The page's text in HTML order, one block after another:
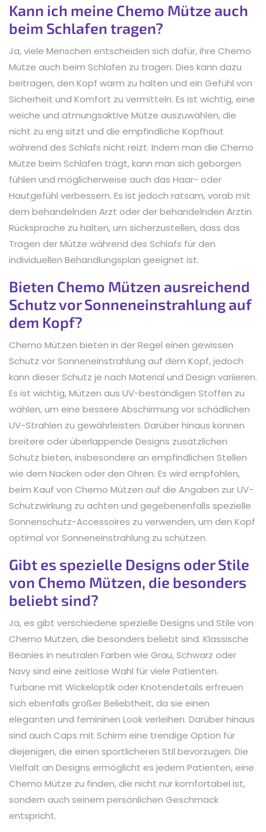
Kann ich meine Chemo Mütze auch
beim Schlafen tragen?
Ja, viele Menschen entscheiden sich dafür, ihre Chemo
Mütze auch beim Schlafen zu tragen. Dies kann dazu
beitragen, den Kopf warm zu halten und ein Gefühl von
Sicherheit und Komfort zu vermitteln. Es ist wichtig, eine
weiche und atmungsaktive Mütze auszuwählen, die
nicht zu eng sitzt und die empfindliche Kopfhaut
während des Schlafs nicht reizt. Indem man die Chemo
Mütze beim Schlafen trägt, kann man sich geborgen
fühlen und möglicherweise auch das Haar- oder
Hautgefühl verbessern. Es ist jedoch ratsam, vorab mit
dem behandelnden Arzt oder der behandelnden Ärztin
Rücksprache zu halten, um sicherzustellen, dass das
Tragen der Mütze während des Schlafs für den
individuellen Behandlungsplan geeignet ist.
Bieten Chemo Mützen ausreichend
Schutz vor Sonneneinstrahlung auf
dem Kopf?
Chemo Mützen bieten in der Regel einen gewissen
Schutz vor Sonneneinstrahlung auf dem Kopf, jedoch
kann dieser Schutz je nach Material und Design variieren.
Es ist wichtig, Mützen aus UV-beständigen Stoffen zu
wählen, um eine bessere Abschirmung vor schädlichen
UV-Strahlen zu gewährleisten. Darüber hinaus können
breitere oder überlappende Designs zusätzlichen
Schutz bieten, insbesondere an empfindlichen Stellen
wie dem Nacken oder den Ohren. Es wird empfohlen,
beim Kauf von Chemo Mützen auf die Angaben zur UV-
Schutzwirkung zu achten und gegebenenfalls spezielle
Sonnenschutz-Accessoires zu verwenden, um den Kopf
optimal vor Sonneneinstrahlung zu schützen.
Gibt es spezielle Designs oder Stile
von Chemo Mützen, die besonders
beliebt sind?
Ja, es gibt verschiedene spezielle Designs und Stile von
Chemo Mützen, die besonders beliebt sind. Klassische
Beanies in neutralen Farben wie Grau, Schwarz oder
Navy sind eine zeitlose Wahl für viele Patienten.
Turbane mit Wickeloptik oder Knotendetails erfreuen
sich ebenfalls großer Beliebtheit, da sie einen
eleganten und femininen Look verleihen. Darüber hinaus
sind auch Caps mit Schirm eine trendige Option für
diejenigen, die einen sportlicheren Stil bevorzugen. Die
Vielfalt an Designs ermöglicht es jedem Patienten, eine
Chemo Mütze zu finden, die nicht nur komfortabel ist,
sondern auch seinem persönlichen Geschmack
entspricht.